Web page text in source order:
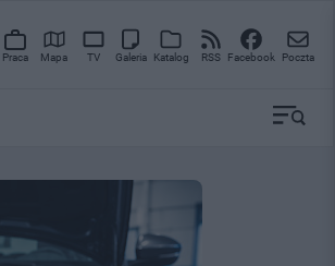
Praca Mapa TV Galeria Katalog RSS Facebook Poczta